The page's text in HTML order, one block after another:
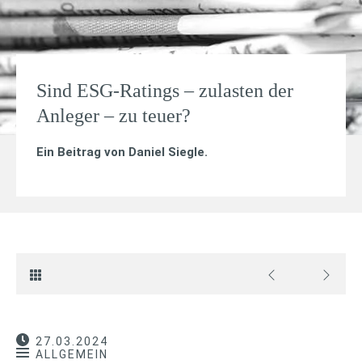
Sind ESG-Ratings – zulasten der
Anleger – zu teuer?
Ein Beitrag von Daniel Siegle.
27.03.2024
ALLGEMEIN